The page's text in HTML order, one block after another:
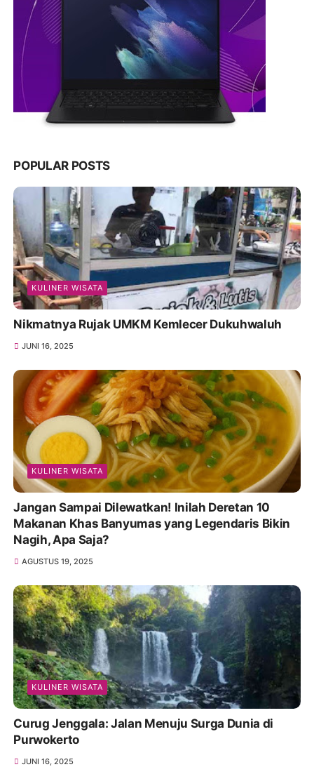
POPULAR POSTS
KULINER WISATA
Nikmatnya Rujak UMKM Kemlecer Dukuhwaluh
JUNI 16, 2025
KULINER WISATA
Jangan Sampai Dilewatkan! Inilah Deretan 10
Makanan Khas Banyumas yang Legendaris Bikin
Nagih, Apa Saja?
AGUSTUS 19, 2025
KULINER WISATA
Curug Jenggala: Jalan Menuju Surga Dunia di
Purwokerto
JUNI 16, 2025